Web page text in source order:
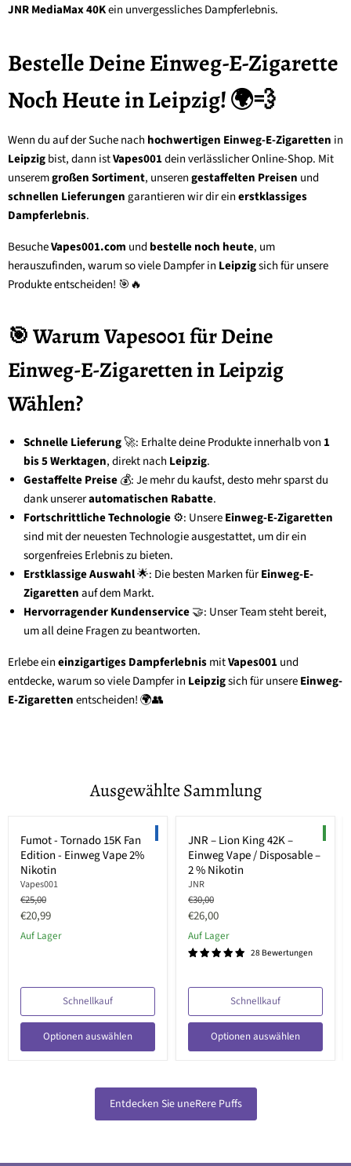
JNR MediaMax 40Kein unvergessliches Dampferlebnis.
Bestelle Deine Einweg-E-Zigarette
Noch Heute in Leipzig! 🌍💨
Wenn du auf der Suche nach hochwertigen Einweg-E-Zigaretten in
Leipzigbist, dann istVapes001dein verlässlicher Online-Shop. Mit
unseremgroßen Sortiment, unserengestaffelten Preisen und
schnellen Lieferungen garantieren wir dir einerstklassiges
Dampferlebnis.
BesucheVapes001.com undbestelle noch heute, um
herauszufinden, warum so viele Dampfer in Leipzigsich für unsere
Produkte entscheiden! 🎯🔥
🎯 Warum Vapes001 für Deine
Einweg-E-Zigaretten in Leipzig
Wählen?
Schnelle Lieferung🚀: Erhalte deine Produkte innerhalb von 1
bis 5 Werktagen, direkt nach Leipzig.
Gestaffelte Preise💰: Je mehr du kaufst, desto mehr sparst du
dank unsererautomatischen Rabatte.
Fortschrittliche Technologie⚙️: UnsereEinweg-E-Zigaretten
sind mit der neuesten Technologie ausgestattet, um dir ein
sorgenfreies Erlebnis zu bieten.
Erstklassige Auswahl🌟: Die besten Marken fürEinweg-E-
Zigarettenauf dem Markt.
Hervorragender Kundenservice🤝: Unser Team steht bereit,
um all deine Fragen zu beantworten.
Erlebe eineinzigartiges DampferlebnismitVapes001und
entdecke, warum so viele Dampfer in Leipzigsich für unsereEinweg-
E-Zigarettenentscheiden! 🌍👥
Ausgewählte Sammlung
Fumot - Tornado 15K Fan
Edition - Einweg Vape 2%
Nikotin
Vapes001
Ursprünglicher
Preis
€25,00
Aktueller
Preis
€20,99
Auf Lager
Schnellkauf
Optionen auswählen
JNR – Lion King 42K –
Einweg Vape / Disposable –
2 % Nikotin
JNR
Ursprünglicher
Preis
€30,00
Aktueller
Preis
€26,00
Auf Lager
28 Bewertungen
Schnellkauf
Optionen auswählen
Entdecken Sie uneRere Puffs